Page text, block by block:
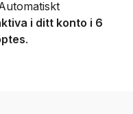
i ditt konto i 6
.